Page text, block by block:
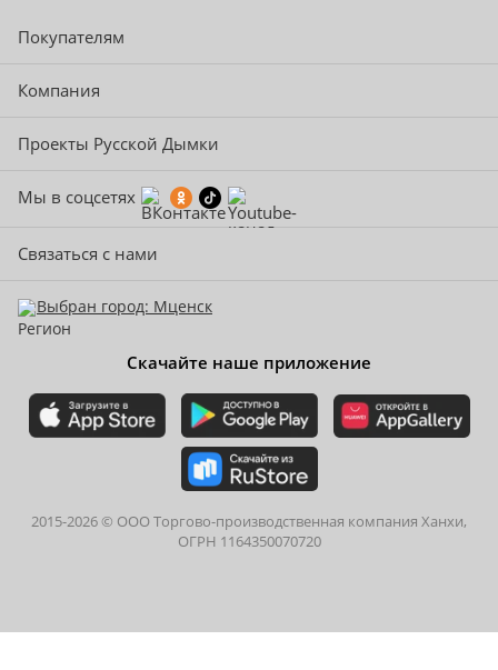
Покупателям
Компания
Проекты Русской Дымки
Мы в соцсетях
Связаться с нами
Выбран город: Мценск
Скачайте наше приложение
2015-2026© ООО Торгово-производственная компания Ханхи,
ОГРН 1164350070720